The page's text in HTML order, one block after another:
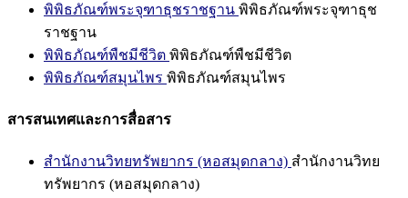
พิพิธภัณฑ์พระจุฑาธุชราชฐาน พิพิธภัณฑ์พระจุฑาธุช
ราชฐาน
พิพิธภัณฑ์พืชมีชีวิต พิพิธภัณฑ์พืชมีชีวิต
พิพิธภัณฑ์สมุนไพร พิพิธภัณฑ์สมุนไพร
สารสนเทศและการสื่อสาร
สำนักงานวิทยทรัพยากร (หอสมุดกลาง) สำนักงานวิทย
ทรัพยากร (หอสมุดกลาง)